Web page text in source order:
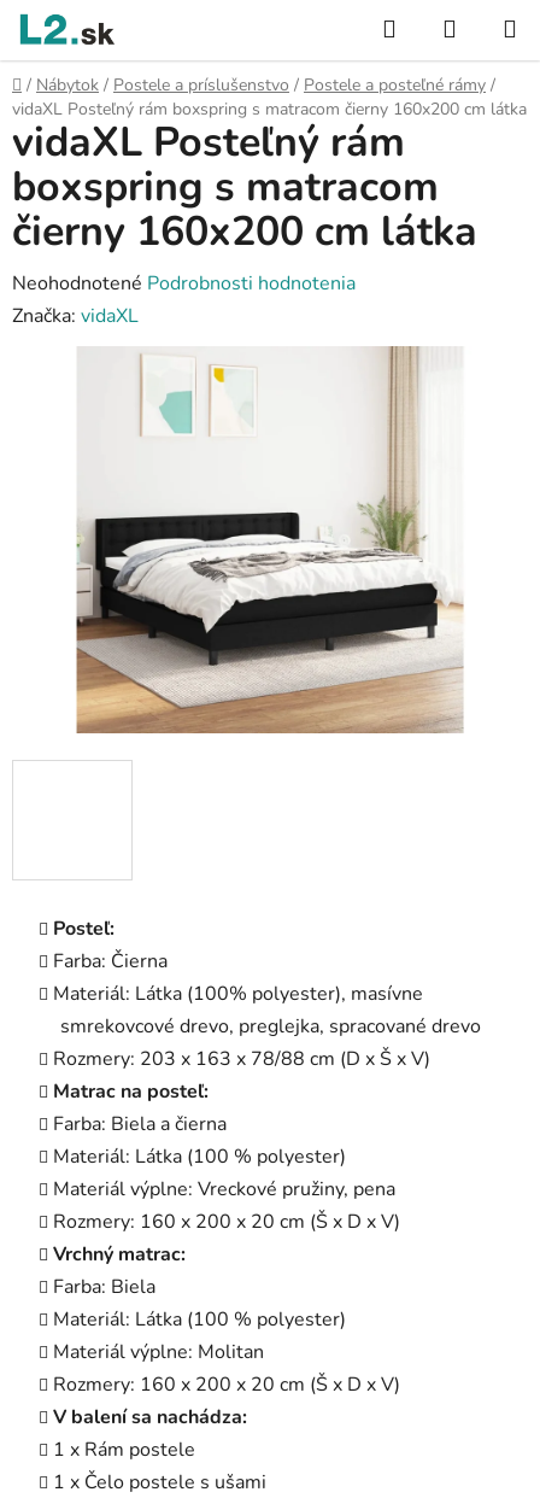
Prejsť
obsah
Hľadať
KOŠÍK
Domov
/ Nábytok / Postele a príslušenstvo / Postele a posteľné rámy /
vidaXL Posteľný rám boxspring s matracom čierny 160x200 cm látka
Posteľ:
Farba: Čierna
Materiál: Látka (100% polyester), masívne
smrekovcové drevo, preglejka, spracované drevo
Rozmery: 203 x 163 x 78/88 cm (D x Š x V)
Matrac na posteľ:
Farba: Biela a čierna
Materiál: Látka (100 % polyester)
Materiál výplne: Vreckové pružiny, pena
Rozmery: 160 x 200 x 20 cm (Š x D x V)
Vrchný matrac:
Farba: Biela
Materiál: Látka (100 % polyester)
Materiál výplne: Molitan
Rozmery: 160 x 200 x 20 cm (Š x D x V)
V balení sa nachádza:
1 x Rám postele
1 x Čelo postele s ušami
vidaXL Posteľný rám
boxspring s matracom
čierny 160x200 cm látka
Priemerné
hodnotenie
produktu
Neohodnotené Podrobnosti hodnotenia
Značka: vidaXL